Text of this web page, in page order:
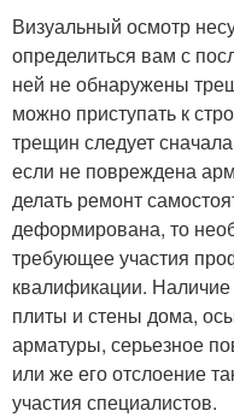
Визуальный осмотр
определиться вам с
ней не обнаружены
можно приступать к
трещин следует
если не повреждена
делать ремонт
деформирована, то
требующее участия
квалификации.
плиты и стены дома,
арматуры, серьезное
или же его отслоение
участия специалистов.